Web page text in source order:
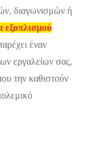
διαγωνισμών ή
εξοπλισμού
έναν
εργαλείων σας,
την καθιστούν